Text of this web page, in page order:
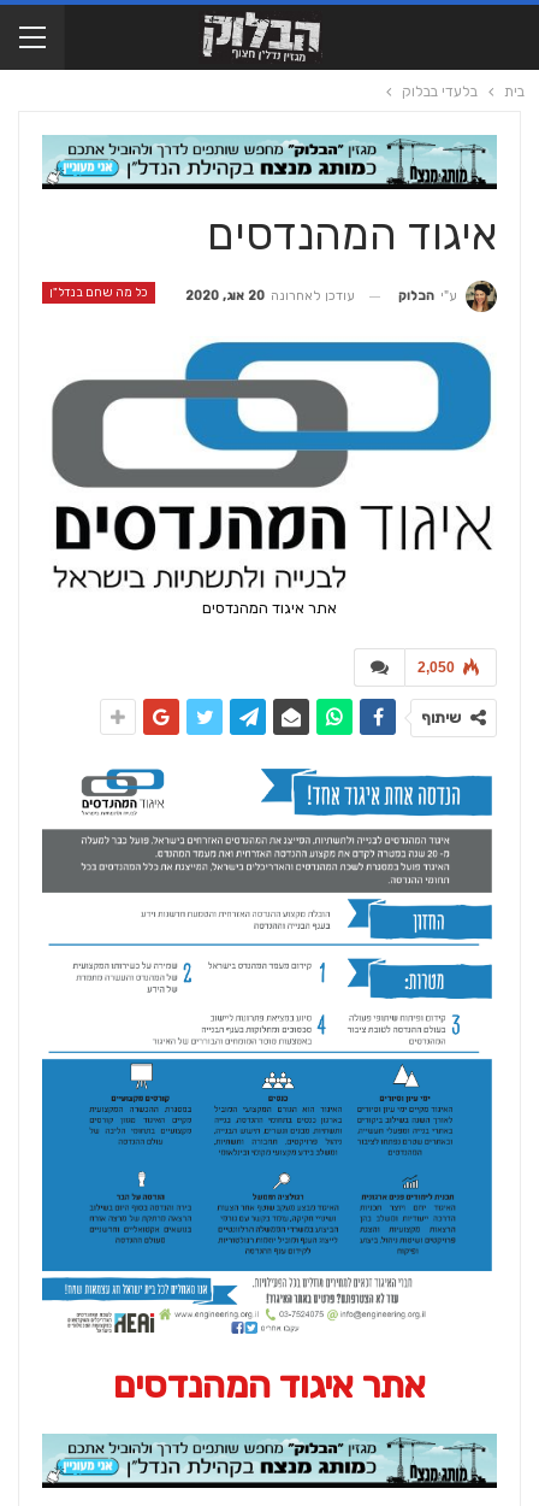
בית בלעדי בבלוק
איגוד המהנדסים
כל מה שחם בנדל"ן ע"י הבלוק עודכן לאחרונה 20 אוג, 2020
אתר איגוד המהנדסים
2,050
שיתוף
אתר איגוד המהנדסים